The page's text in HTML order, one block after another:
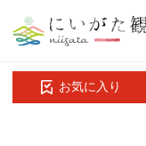
お気に入り